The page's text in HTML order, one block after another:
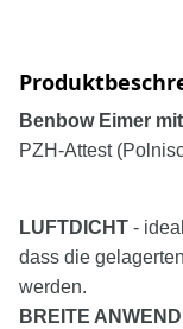
Benbow Eimer
PZH-Attest
LUFTDICHT -
dass die
werden.
BREITE